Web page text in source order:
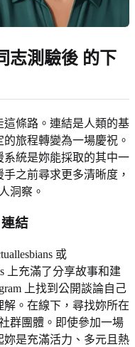
志測驗後 的下
這條路。連結是人類的基
旅程轉變為一場慶祝。
統是妳能採取的其中一
之前尋求更多清晰度，
洞察。
連結
或
上充滿了分享故事和建
上找到公開談論自己
。在線下，尋找妳所在
群團體。即使參加一場
妳是充滿活力、多元且熱